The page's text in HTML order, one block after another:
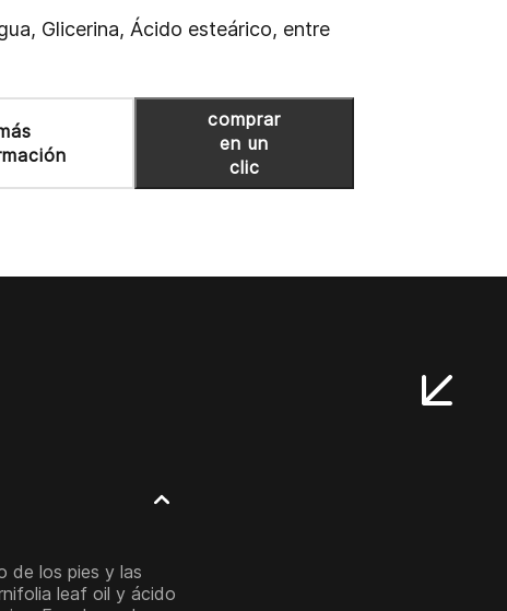
Glicerina, Ácido esteárico, entre
comprar
en un
clic
de los pies y las
leaf oil y ácido